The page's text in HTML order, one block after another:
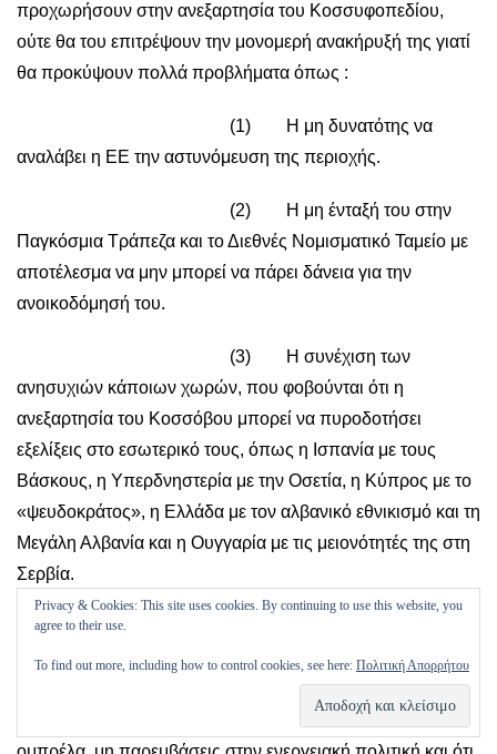
προχωρήσουν στην ανεξαρτησία του Κοσσυφοπεδίου,
ούτε θα του επιτρέψουν την μονομερή ανακήρυξή της γιατί
θα προκύψουν πολλά προβλήματα όπως :
(1) Η μη δυνατότης να
αναλάβει η ΕΕ την αστυνόμευση της περιοχής.
(2) Η μη ένταξή του στην
Παγκόσμια Τράπεζα και το Διεθνές Νομισματικό Ταμείο με
αποτέλεσμα να μην μπορεί να πάρει δάνεια για την
ανοικοδόμησή του.
(3) Η συνέχιση των
ανησυχιών κάποιων χωρών, που φοβούνται ότι η
ανεξαρτησία του Κοσσόβου μπορεί να πυροδοτήσει
εξελίξεις στο εσωτερικό τους, όπως η Ισπανία με τους
Βάσκους, η Υπερδνηστερία με την Οσετία, η Κύπρος με το
«ψευδοκράτος», η Ελλάδα με τον αλβανικό εθνικισμό και τη
Μεγάλη Αλβανία και η Ουγγαρία με τις μειονότητές της στη
Σερβία.
(γ) Η Ρωσία είναι αμετακίνητη στη
θέση της και δείχνει ότι είναι αποφασισμένη να θέσει βέτο.
Εκτιμώ ότι η στάση αυτή θα αλλάξει μόνο αν πάρει όσα
θέλει (μη επέκταση ΝΑΤΟ ανατολικά, όχι αντιπυραυλική
Privacy & Cookies: This site uses cookies. By continuing to use this website, you
agree to their use.
To find out more, including how to control cookies, see here: Πολιτική Απορρήτου